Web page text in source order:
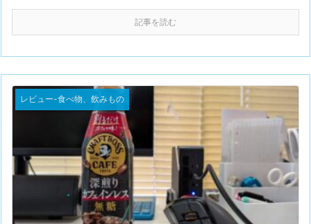
記事を読む
レビュー-食べ物、飲みもの